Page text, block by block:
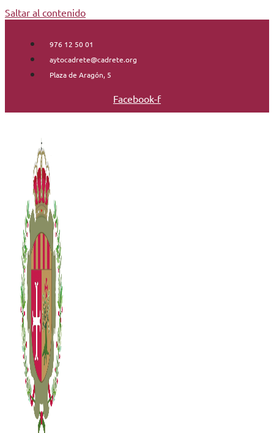
Saltar al contenido
976 12 50 01
aytocadrete@cadrete.org
Plaza de Aragón, 5
Facebook-f